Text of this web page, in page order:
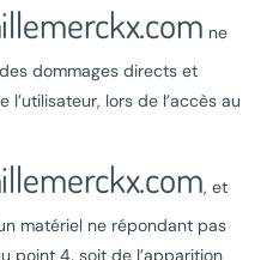
ne
dommages directs et
lors de l’accès au
, et
matériel ne répondant pas
point 4, soit de l’apparition